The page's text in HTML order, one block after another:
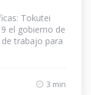
Tokutei
el gobierno de
trabajo para
3 min